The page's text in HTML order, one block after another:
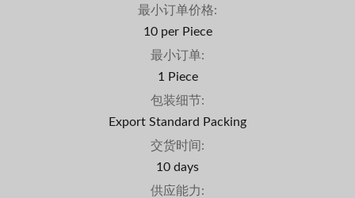
最小订单价格:
10 per Piece
最小订单:
1 Piece
包装细节:
Export Standard Packing
交货时间:
10 days
供应能力: